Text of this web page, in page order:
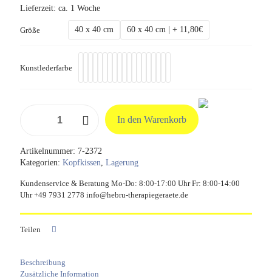
Lieferzeit: ca. 1 Woche
Größe 40 x 40 cm 60 x 40 cm | + 11,80€
Kunstlederfarbe
Menge
In den Warenkorb
Artikelnummer: 7-2372
Kategorien: Kopfkissen, Lagerung
Kundenservice & Beratung Mo-Do: 8:00-17:00 Uhr Fr: 8:00-14:00
Uhr +49 7931 2778 info@hebru-therapiegeraete.de
Teilen
Beschreibung
Zusätzliche Information